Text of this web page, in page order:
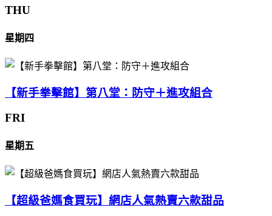
THU
星期四
【新手拳擊館】第八堂：防守＋進攻組合
FRI
星期五
【超級爸媽食買玩】網店人氣熱賣六款甜品